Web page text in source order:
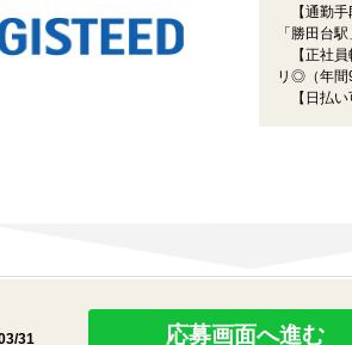
【通勤手
「勝田台
【正社員
リ◎（年間
【日払い
31
応募画面へ進む